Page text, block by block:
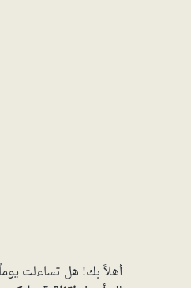
أهلاً بك! هل تساءلت